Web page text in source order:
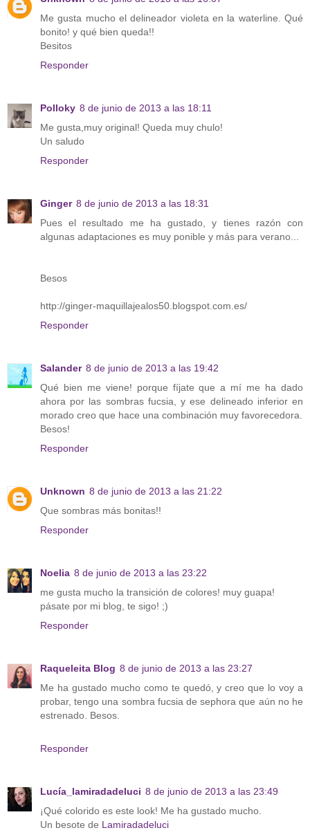
Me gusta mucho el delineador violeta en la waterline. Qué
bonito! y qué bien queda!!
Besitos
Responder
Polloky 8 de junio de 2013 a las 18:11
Me gusta,muy original! Queda muy chulo!
Un saludo
Responder
Ginger 8 de junio de 2013 a las 18:31
Pues el resultado me ha gustado, y tienes razón con
algunas adaptaciones es muy ponible y más para verano...
Besos
http://ginger-maquillajealos50.blogspot.com.es/
Responder
Salander 8 de junio de 2013 a las 19:42
Qué bien me viene! porque fíjate que a mí me ha dado
ahora por las sombras fucsia, y ese delineado inferior en
morado creo que hace una combinación muy favorecedora.
Besos!
Responder
Unknown 8 de junio de 2013 a las 21:22
Que sombras más bonitas!!
Responder
Noelia 8 de junio de 2013 a las 23:22
me gusta mucho la transición de colores! muy guapa!
pásate por mi blog, te sigo! ;)
Responder
Raqueleita Blog 8 de junio de 2013 a las 23:27
Me ha gustado mucho como te quedó, y creo que lo voy a
probar, tengo una sombra fucsia de sephora que aún no he
estrenado. Besos.
Responder
Lucía_lamiradadeluci 8 de junio de 2013 a las 23:49
¡Qué colorido es este look! Me ha gustado mucho.
Un besote de Lamiradadeluci